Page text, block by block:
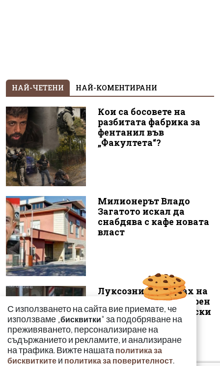
НАЙ-ЧЕТЕНИ НАЙ-КОМЕНТИРАНИ
Кои са босовете на
разбитата фабрика за
фентанил във
„Факултета“?
Милионерът Владо
Загатото искал да
снабдява с кафе новата
власт
Луксозният майбах на
Митьо Очите опожарен
заради балони с райски
газ
С използването на сайта вие приемате, че
използваме „бисквитки" за подобряване на
преживяването, персонализиране на
съдържанието и рекламите, и анализиране
на трафика. Вижте нашата политика за
бисквитките и политика за поверителност.